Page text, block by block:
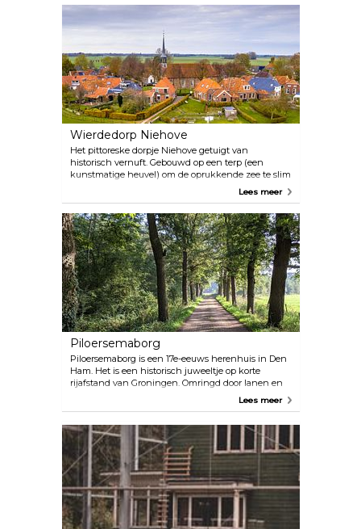
een onvergetelijke ervaring of verken de ongerepte
duisternis van een Dark Sky Park. Geniet van lokale
smaken met verse zeevruchten en regionale
delicatessen. Voor natuurliefhebbers zijn de 'big
five' van de Waddenzee (zeehonden en grijze
zeehonden, zeearenden, bruinvissen en Europese
steuren) een lust voor het oog. Vogelaars kunnen
langs de Uithuizerwaddijk genieten van allerlei
soorten.
Wierdedorp Niehove
Het pittoreske dorpje Niehove getuigt van
historisch vernuft. Gebouwd op een terp (een
kunstmatige heuvel) om de oprukkende zee te slim
af te zijn, is de indeling eeuwenlang onveranderd
Humsterland is een doolhof van smalle kerkpaden
en rode bakstenen huizen, gerangschikt in
concentrische cirkels rond een centrale, 13e-eeuwse
romaans-gotische kerk. Ooit het enige stenen
bouwwerk in Niehove, herbergt de kerk nu een
bezoekerscentrum dat de rijke geschiedenis van
het dorp deelt. Deze beschermde site, met zijn
unieke stratenplan en rustige charme, nodigt
bezoekers uit om terug in de tijd te gaan.
Lees meer
Piloersemaborg
Piloersemaborg is een 17e-eeuws herenhuis in Den
Ham. Het is een historisch juweeltje op korte
rijafstand van Groningen. Omringd door lanen en
grachten biedt deze enige overgebleven
herenboerderij in Nederland een kijkje in het leven
landelijke charme. Oorspronkelijk gebouwd in 1633
en later gerestaureerd, herbergt Piloersemaborg nu
een restaurant dat zijn rijke geschiedenis
combineert met hedendaagse culinaire
hoogstandjes. Beschut door bomen en omgeven
door een gracht, is het een idyllisch toevluchtsoord
in het verleden.
Lees meer